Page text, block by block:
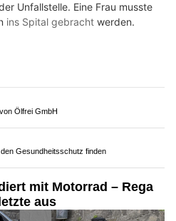
Unfallstelle. Eine Frau musste
ins Spital gebracht werden.